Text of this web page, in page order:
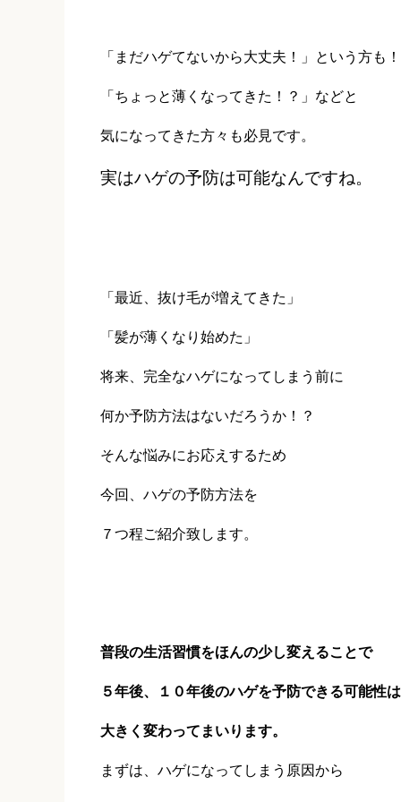
「まだハゲてないから大丈夫！」という方も！
「ちょっと薄くなってきた！？」などと
気になってきた方々も必見です。
実はハゲの予防は可能なんですね。
「最近、抜け毛が増えてきた」
「髪が薄くなり始めた」
将来、完全なハゲになってしまう前に
何か予防方法はないだろうか！？
そんな悩みにお応えするため
今回、ハゲの予防方法を
７つ程ご紹介致します。
普段の生活習慣をほんの少し変えることで
５年後、１０年後のハゲを予防できる可能性は
大きく変わってまいります。
まずは、ハゲになってしまう原因から